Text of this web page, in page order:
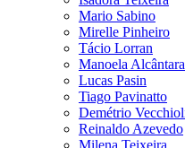
Mario Sabino
Mirelle Pinheiro
Tácio Lorran
Manoela Alcântara
Lucas Pasin
Tiago Pavinatto
Demétrio
Reinaldo Azevedo
Milena Teixeira